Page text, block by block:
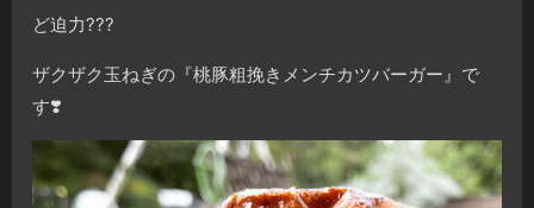
ど迫力???
ザクザク玉ねぎの『桃豚粗挽きメンチカツバーガー』で
す❣️